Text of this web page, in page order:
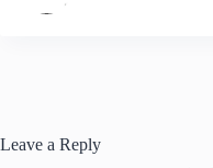
Leave a Reply